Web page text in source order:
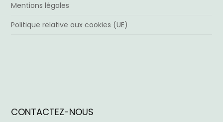
Mentions légales
Politique relative aux cookies (UE)
CONTACTEZ-NOUS